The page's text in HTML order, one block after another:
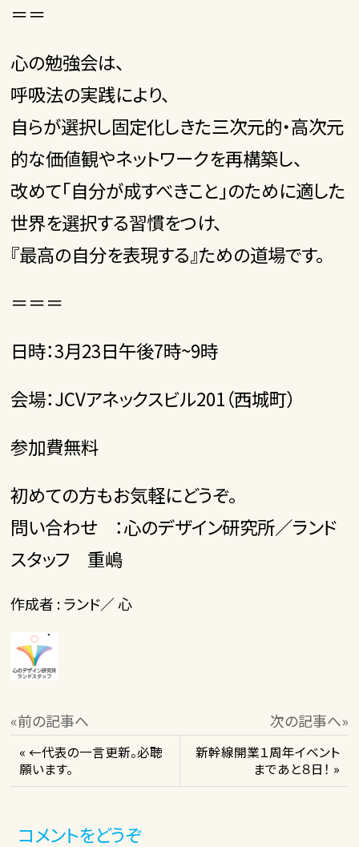
＝＝
心の勉強会は、
呼吸法の実践により、
自らが選択し固定化しきた三次元的・高次元
的な価値観やネットワークを再構築し、
改めて「自分が成すべきこと」のために適した
世界を選択する習慣をつけ、
『最高の自分を表現する』ための道場です。
＝＝＝
日時：3月23日午後7時~9時
会場：JCVアネックスビル201（西城町）
参加費無料
初めての方もお気軽にどうぞ。
問い合わせ ：心のデザイン研究所／ランド
スタッフ 重嶋
作成者 : ランド／ 心
«前の記事へ 次の記事へ»
« ←代表の一言更新。必聴
願います。
新幹線開業１周年イベント
まであと８日！ »
コメントをどうぞ